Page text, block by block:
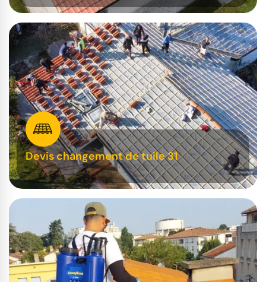
Devis changement de tuile 31